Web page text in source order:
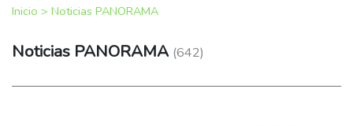
Inicio > Noticias PANORAMA
Noticias PANORAMA (642)